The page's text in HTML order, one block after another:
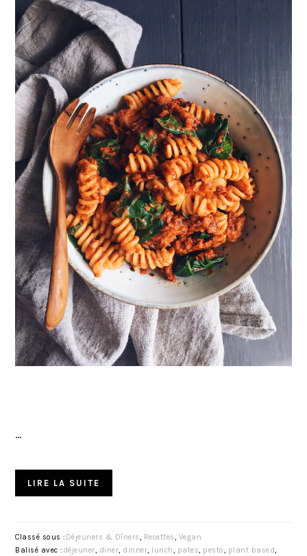
…
LIRE LA SUITE
Classé sous : Déjeuners & Dîners, Recettes, Vegan
Balisé avec : déjeuner, diner, dinner, lunch, pates, pesto, plant based,